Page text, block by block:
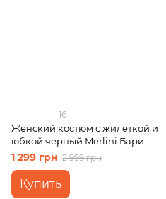
16
Женский костюм с жилеткой и
юбкой черный Merlini Бари
100001241 размер 50-52 (2XL-
1 299 грн 2 999 грн
Купить